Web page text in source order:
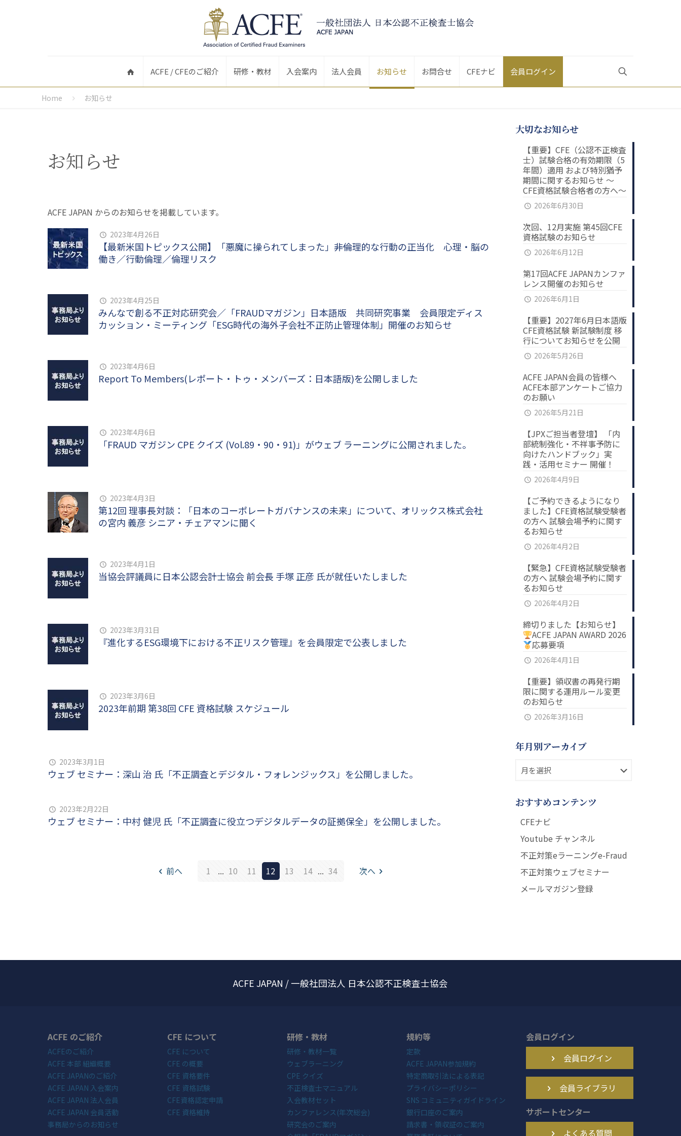
ACFE / CFEのご紹介 研修・教材 入会案内 法人会員 お知らせ お問合せ CFEナビ 会員ログイン
Home お知らせ
お知らせ
ACFE JAPAN からのお知らせを掲載しています。
2023年4月26日
【最新米国トピックス公開】「悪魔に操られてしまった」――非倫理的な行動の正当化 心理・脳の
働き／行動倫理／倫理リスク
2023年4月25日
みんなで創る不正対応研究会／「FRAUDマガジン」日本語版 共同研究事業 会員限定ディス
カッション・ミーティング「ESG時代の海外子会社不正防止管理体制」開催のお知らせ
2023年4月6日
Report To Members(レポート・トゥ・メンバーズ：日本語版)を公開しました
2023年4月6日
「FRAUD マガジン CPE クイズ (Vol.89・90・91)」がウェブ ラーニングに公開されました。
2023年4月3日
第12回 理事長対談：「日本のコーポレートガバナンスの未来」について、オリックス株式会社
の宮内 義彦 シニア・チェアマンに聞く
2023年4月1日
当協会評議員に日本公認会計士協会 前会長 手塚 正彦 氏が就任いたしました
2023年3月31日
『進化するESG環境下における不正リスク管理』を会員限定で公表しました
2023年3月6日
2023年前期 第38回 CFE 資格試験 スケジュール
2023年3月1日
ウェブ セミナー：深山 治 氏「不正調査とデジタル・フォレンジックス」を公開しました。
2023年2月22日
ウェブ セミナー：中村 健児 氏「不正調査に役立つデジタルデータの証拠保全」を公開しました。
前へ 1 ... 10 11 12 13 14 ... 34 次へ
大切なお知らせ
【重要】CFE（公認不正検査
士）試験合格の有効期限（5
年間）適用 および特別猶予
期間に関するお知らせ ～
CFE資格試験合格者の方へ～
2026年6月30日
次回、12月実施 第45回CFE
資格試験のお知らせ
2026年6月12日
第17回ACFE JAPANカンファ
レンス開催のお知らせ
2026年6月1日
【重要】2027年6月日本語版
CFE資格試験 新試験制度 移
行についてお知らせを公開
2026年5月26日
ACFE JAPAN会員の皆様へ
ACFE本部アンケートご協力
のお願い
2026年5月21日
【JPXご担当者登壇】 「内
部統制強化・不祥事予防に
向けたハンドブック」実
践・活用セミナー 開催！
2026年4月9日
【ご予約できるようになり
ました】CFE資格試験受験者
の方へ 試験会場予約に関す
るお知らせ
2026年4月2日
【緊急】CFE資格試験受験者
の方へ 試験会場予約に関す
るお知らせ
2026年4月2日
締切りました【お知らせ】
ACFE JAPAN AWARD 2026
応募要項
2026年4月1日
【重要】領収書の再発行期
限に関する運用ルール変更
のお知らせ
2026年3月16日
年月別アーカイブ
おすすめコンテンツ
CFEナビ
Youtube チャンネル
不正対策eラーニングe-Fraud
不正対策ウェブセミナー
メールマガジン登録
ACFE JAPAN / 一般社団法人 日本公認不正検査士協会
ACFE のご紹介
ACFEのご紹介
ACFE 本部 組織概要
ACFE JAPANのご紹介
ACFE JAPAN 入会案内
ACFE JAPAN 法人会員
ACFE JAPAN 会員活動
事務局からのお知らせ
CFE について
CFE について
CFE の概要
CFE 資格要件
CFE 資格試験
CFE資格認定申請
CFE 資格維持
研修・教材
研修・教材一覧
ウェブラーニング
CPE クイズ
不正検査士マニュアル
入会教材セット
カンファレンス(年次総会)
研究会のご案内
規約等
定款
ACFE JAPAN参加規約
特定商取引法による表記
プライバシーポリシー
SNS コミュニティガイドライン
銀行口座のご案内
請求書・領収証のご案内
会員ログイン
会員ログイン
会員ライブラリ
サポートセンター
よくある質問